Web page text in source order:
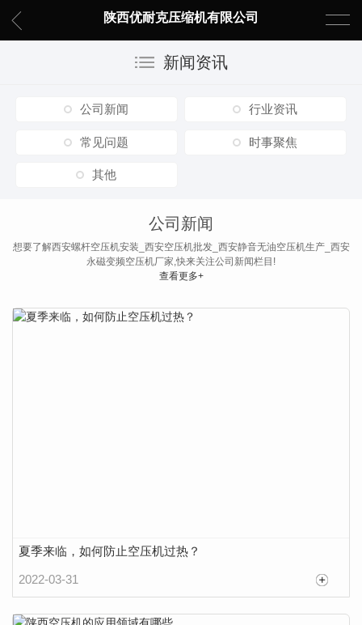
陕西优耐克压缩机有限公司
新闻资讯
公司新闻 行业资讯
常见问题 时事聚焦
其他
公司新闻
想要了解西安螺杆空压机安装_西安空压机批发_西安静音无油空压机生产_西安
永磁变频空压机厂家,快来关注公司新闻栏目!
查看更多+
夏季来临，如何防止空压机过热？
2022-03-31